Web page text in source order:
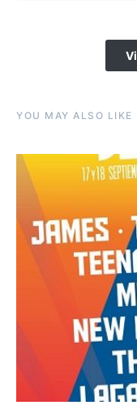
YOU MAY ALSO LIKE